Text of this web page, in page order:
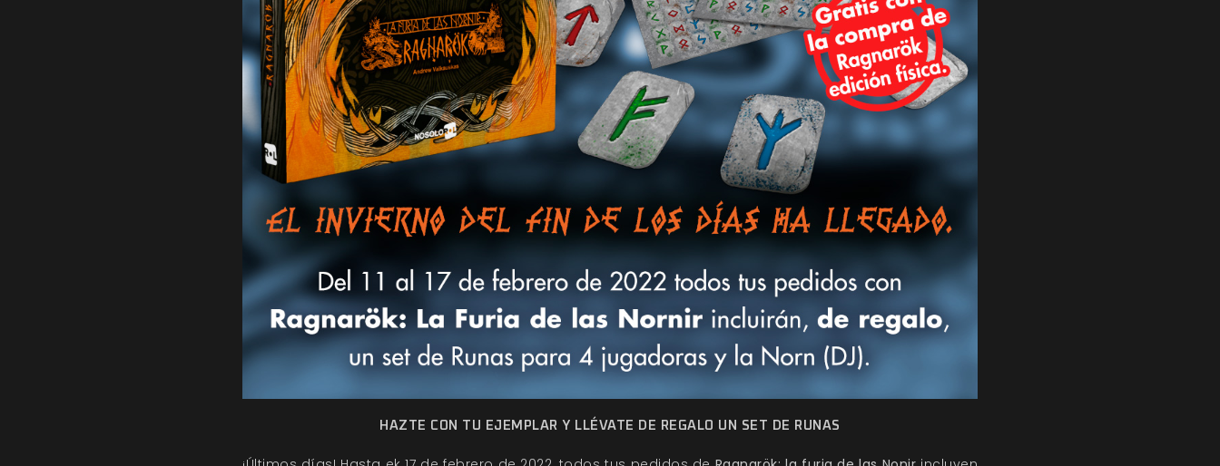
HAZTE CON TU EJEMPLAR Y LLÉVATE DE REGALO UN SET DE RUNAS